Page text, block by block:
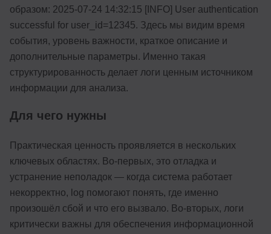
образом: 2025-07-24 14:32:15 [INFO] User authentication
successful for user_id=12345. Здесь мы видим время
события, уровень важности, краткое описание и
дополнительные параметры. Именно такая
структурированность делает логи ценным источником
информации для анализа.
Для чего нужны
Практическая ценность проявляется в нескольких
ключевых областях. Во-первых, это отладка и
устранение неполадок — когда система работает
некорректно, log помогают понять, где именно
произошёл сбой и что его вызвало. Во-вторых, логи
критически важны для обеспечения информационной